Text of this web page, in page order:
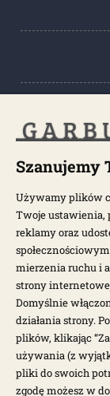
Otrzymuj
pocztę.
Szanujemy
Używamy plików
Twoje ustawienia,
reklamy oraz
mierzenia ruchu i
strony
Domyślnie
działania strony.
plików, klikając
używania (z
pliki do swoich
zgodę możesz w